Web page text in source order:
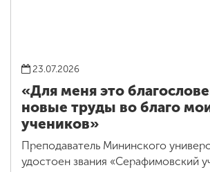
23.07.2026
«Для меня это
новые труды во благо
учеников»
Преподаватель Мининского
удостоен звания «Серафимовский